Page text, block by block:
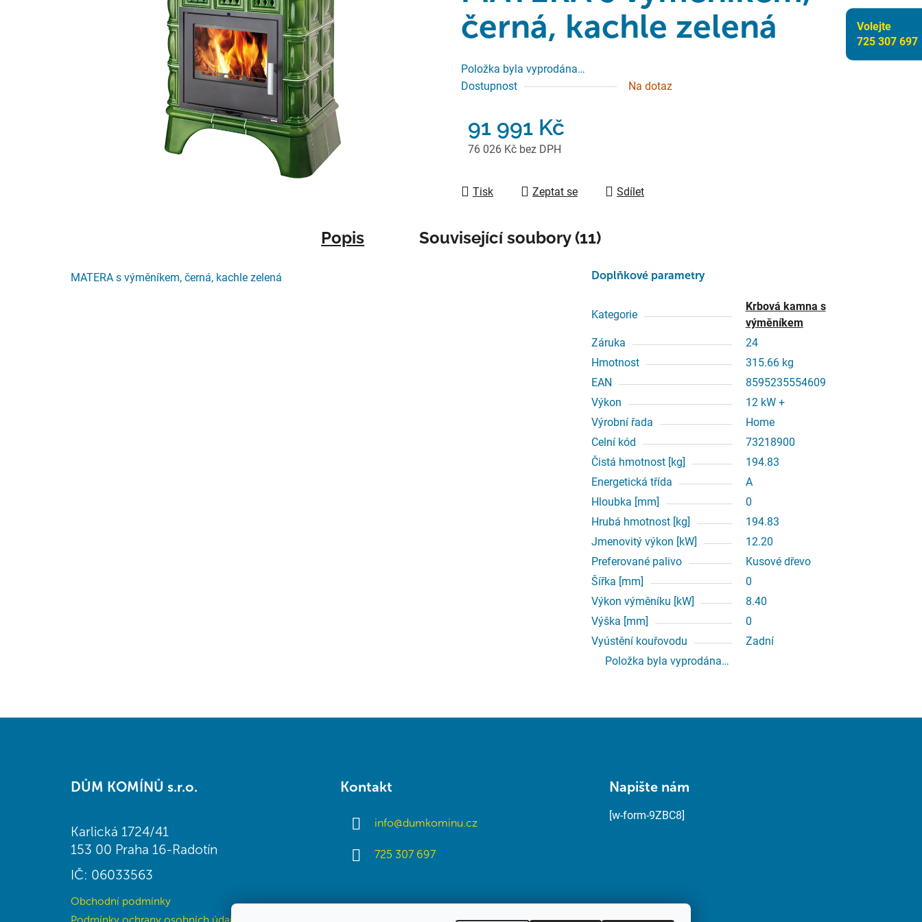
Volejte
725 307 697
černá, kachle zelená
Položka byla vyprodána…
Dostupnost
Na dotaz
91 991 Kč
76 026 Kč bez DPH
Tisk
Zeptat se Sdílet
Popis Související soubory (11)
MATERA s výměníkem, černá, kachle zelená Doplňkové parametry
Kategorie
Krbová kamna s
výměníkem
Záruka
24
Hmotnost
315.66 kg
EAN
8595235554609
Výkon
12 kW +
Výrobní řada
Home
Celní kód
73218900
Čistá hmotnost [kg]
194.83
Energetická třída
A
Hloubka [mm]
0
Hrubá hmotnost [kg]
194.83
Jmenovitý výkon [kW]
12.20
Preferované palivo
Kusové dřevo
Šířka [mm]
0
Výkon výměníku [kW]
8.40
Výška [mm]
0
Vyústění kouřovodu
Zadní
Položka byla vyprodána…
DŮM KOMÍNŮ s.r.o.
Karlická 1724/41
153 00 Praha 16-Radotín
IČ: 06033563
Obchodní podmínky
Podmínky ochrany osobních údajů (GDPR)
Kontakt
info@dumkominu.cz
725 307 697
Napište nám
[w-form-9ZBC8]